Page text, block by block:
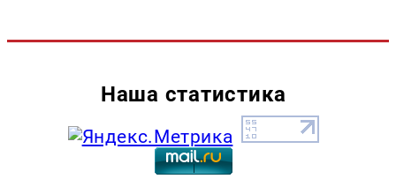
Наша статистика